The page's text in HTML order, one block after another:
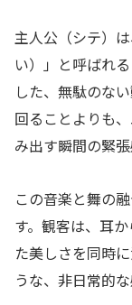
主人公（シテ）
い）」と呼ばれ
した、無駄のな
回ることよりも
み出す瞬間の緊
この音楽と舞の
す。観客は、耳
た美しさを同時
うな、非日常的